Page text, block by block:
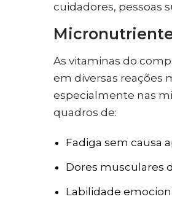
cuidadores, pessoas
As vitaminas do
em diversas reações
especialmente nas
quadros de:
Fadiga sem causa
Dores musculares
Labilidade